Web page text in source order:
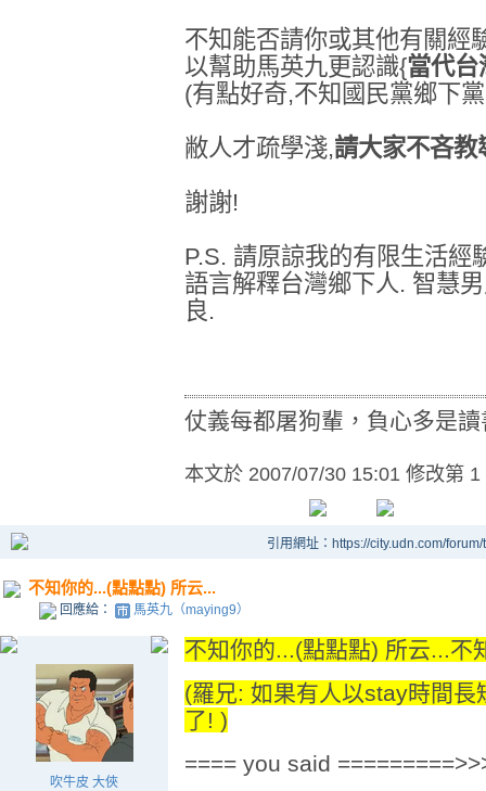
不知能否請你或其他有關經
以幫助馬英九更認識{當代台
(有點好奇,不知國民黨鄉下
敝人才疏學淺,請大家不吝教
謝謝!
P.S. 請原諒我的有限生活經
語言解釋台灣鄉下人. 智慧
良.
仗義每都屠狗輩，負心多是
本文於 2007/07/30 15:01 修改第 1
引用網址：https://city.udn.com/
不知你的...(點點點) 所云...
回應給： 馬英九（maying9）
吹牛皮 大俠
不知你的...(點點點) 所云...不
(羅兄: 如果有人以stay時間
了! )
==== you said